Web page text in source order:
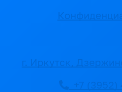
г. Иркутск,
+7 (3952)